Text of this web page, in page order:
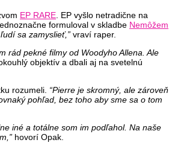
EP RARE . EP vyšlo netradične na
formuloval v skladbe Nemôžem
sa zamyslieť,” vraví raper.
rád pekné filmy od Woodyho Allena. Ale
objektív a dbali aj na svetelnú
rozumeli. “Pierre je skromný, ale zároveň
pohľad, bez toho aby sme sa o tom
iné a totálne som im podľahol. Na naše
hovorí Opak.